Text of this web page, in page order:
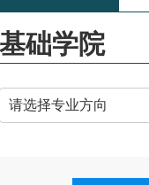
基础学院